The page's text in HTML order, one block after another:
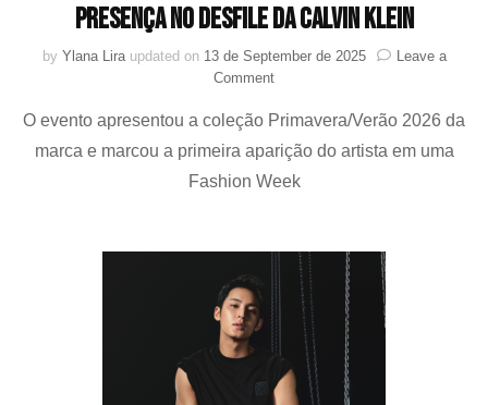
presença no desfile da Calvin Klein
by Ylana Lira updated on 13 de September de 2025
Leave a
Commenton
Jung
Kook
(BTS)
rouba
com
presença
desfile
da
Calvin
Klein
O evento apresentou a coleção Primavera/Verão 2026 da
marca e marcou a primeira aparição do artista em uma
Fashion Week